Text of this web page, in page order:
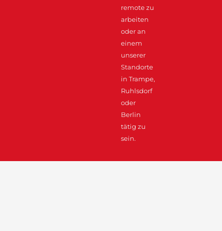
remote zu
arbeiten
oder an
einem
unserer
Standorte
in Trampe,
Ruhlsdorf
oder
Berlin
tätig zu
sein.